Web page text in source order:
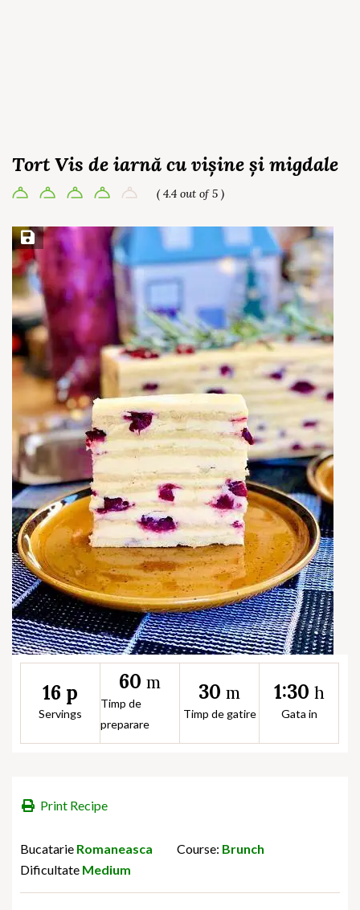
Tort Vis de iarnă cu vișine și migdale
( 4.4 out of 5 )
Save Recipe
16 p
Servings
60 m
Timp de
preparare
30 m
Timp de gatire
1:30 h
Gata in
Print Recipe
Bucatarie Romaneasca Course: Brunch
Dificultate Medium